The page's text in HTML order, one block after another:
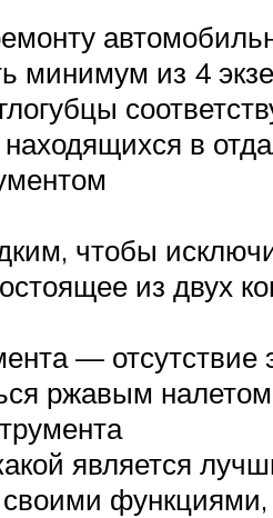
минимум из 4
в
чтобы
из двух
— отсутствие
ржавым
является